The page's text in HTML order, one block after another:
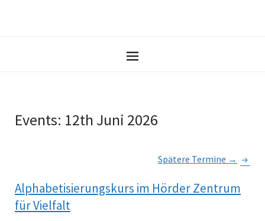
Events: 12th Juni 2026
Spätere Termine →
Alphabetisierungskurs im Hörder Zentrum
für Vielfalt